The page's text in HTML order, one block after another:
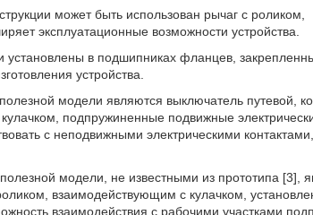
может быть использован рычаг с роликом,
эксплуатационные возможности устройства.
в подшипниках фланцев,
устройства.
модели являются выключатель путевой,
подпружиненные подвижные
с неподвижными электрическими контактами,
модели, не известными из прототипа [3],
взаимодействующим с кулачком,
взаимодействия с рабочими участками